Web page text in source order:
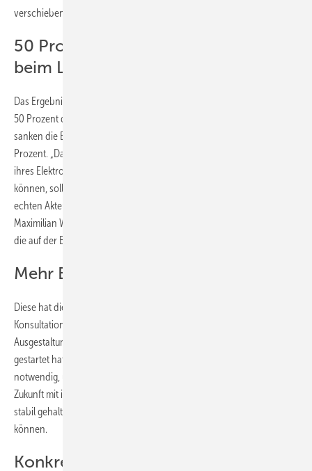
verschieben, dass deutlich weniger Netzengpässe auftraten.
50 Prozent weniger Netzengpässe
beim Laden
Das Ergebnis konnte sich sehen lassen. Denn auf diese Weise konnten
50 Prozent der Überlastungen im Netz reduziert werden. Zudem
sanken die Beschaffungskosten für den benötigten Strom um bis zu 25
Prozent. „Das große Flexibilitätspotential, das Stromkund:innen dank
ihres Elektroautos oder ihrer Wärmepumpe zur Verfügung stellen
können, sollten wir unbedingt nutzen. Denn damit werden sie zu
echten Akteur:innen einer bürgernahen Energiewende“, begründet
Maximilian Weiß, energiepolitischer Referent bei Green Planet Energy,
die auf der Basis dieser Erkenntnisse unterbreiteten Vorschläge.
Mehr Erneuerbare integrieren
Diese hat die Hamburger Ökoenergiegenossenschaft im Rahmen des
Konsultationsverfahrens eingereicht, das die Bundesnetzagentur zur
Ausgestaltung des Paragraphen 14a Energiewirtschaftsgesetz (EnWG)
gestartet hat. Die Anpassung dieses Paragraphen ist wiederum
notwendig, um Flexibilitäten zu nutzen, damit das Energiesystem der
Zukunft mit ihren vielen volatil produzierenden Erzeugungsanlagen
stabil gehalten und mehr Erneuerbare ins Netz integriert werden
können.
Konkrete Regeln sind dringend